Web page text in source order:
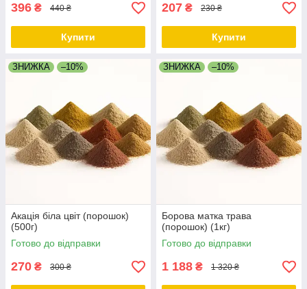
396 ₴ 440 ₴
Купити
207 ₴ 230 ₴
Купити
ЗНИЖКА –10%
Акація біла цвіт (порошок)
(500г)
Готово до відправки
270 ₴ 300 ₴
ЗНИЖКА –10%
Борова матка трава
(порошок) (1кг)
Готово до відправки
1 188 ₴ 1 320 ₴